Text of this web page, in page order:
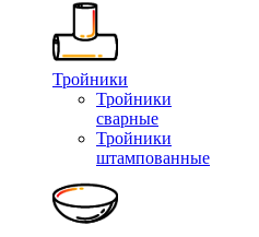
Тройники
Тройники
сварные
Тройники
штампованные